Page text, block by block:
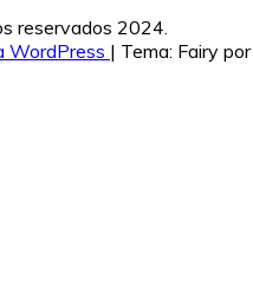
reservados 2024.
WordPress | Tema: Fairy por